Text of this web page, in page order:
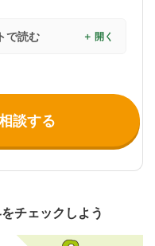
で読む
談する
チェックしよう